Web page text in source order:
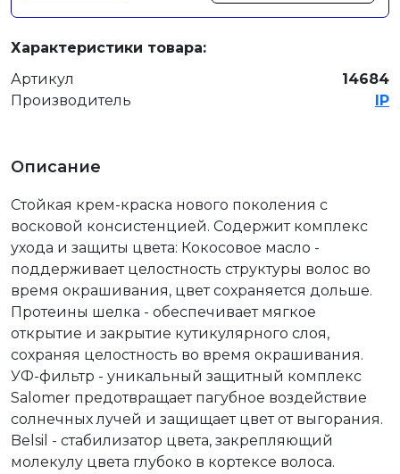
Характеристики товара:
Артикул
14684
Производитель
IP
Описание
Стойкая крем-краска нового поколения с
восковой консистенцией. Содержит комплекс
ухода и защиты цвета: Кокосовое масло -
поддерживает целостность структуры волос во
время окрашивания, цвет сохраняется дольше.
Протеины шелка - обеспечивает мягкое
открытие и закрытие кутикулярного слоя,
сохраняя целостность во время окрашивания.
УФ-фильтр - уникальный защитный комплекс
Salomer предотвращает пагубное воздействие
солнечных лучей и защищает цвет от выгорания.
Belsil - стабилизатор цвета, закрепляющий
молекулу цвета глубоко в кортексе волоса.